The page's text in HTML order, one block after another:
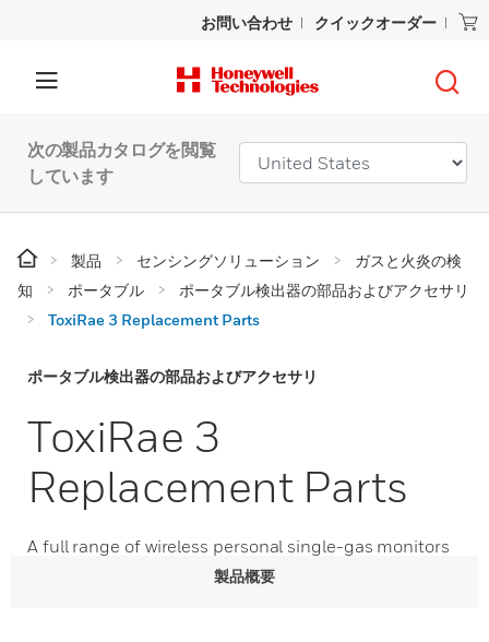
お問い合わせ クイックオーダー
次の製品カタログを閲覧
しています
製品 センシングソリューション
ガスと火炎の検
知
ポータブル
ポータブル検出器の部品およびアクセサリ
ToxiRae 3 Replacement Parts
ポータブル検出器の部品およびアクセサリ
ToxiRae 3
Replacement Parts
A full range of wireless personal single-gas monitors
製品概要